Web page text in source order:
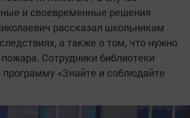
и своевременные решения
рассказал школьникам
а также о том, что нужно
Сотрудники библиотеки
«Знайте и соблюдайте